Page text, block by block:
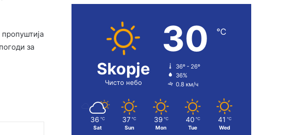
за
Skopje
Чисто небо
30 ℃
36º - 26º
36%
0.8 км/ч
36 ℃
Sat
37 ℃
Sun
39 ℃
Mon
40 ℃
Tue
41 ℃
Wed